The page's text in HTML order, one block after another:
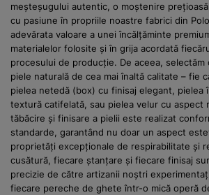
meșteșugului autentic, o moștenire
cu pasiune în propriile noastre fabrici din
adevărata valoare a unei încălțăminte
materialelor folosite și în grija acordată
procesului de producție. De aceea,
piele naturală de cea mai înaltă calitate – fie
pielea netedă (box) cu finisaj elegant, pielea
textură catifelată, sau pielea velur cu aspect
tăbăcire și finisare a pielii este realizat
standarde, garantând nu doar un aspect
proprietăți excepționale de respirabilitate și
cusătură, fiecare ștanțare și fiecare finisaj
precizie de către artizanii noștri
fiecare pereche de ghete într-o mică operă